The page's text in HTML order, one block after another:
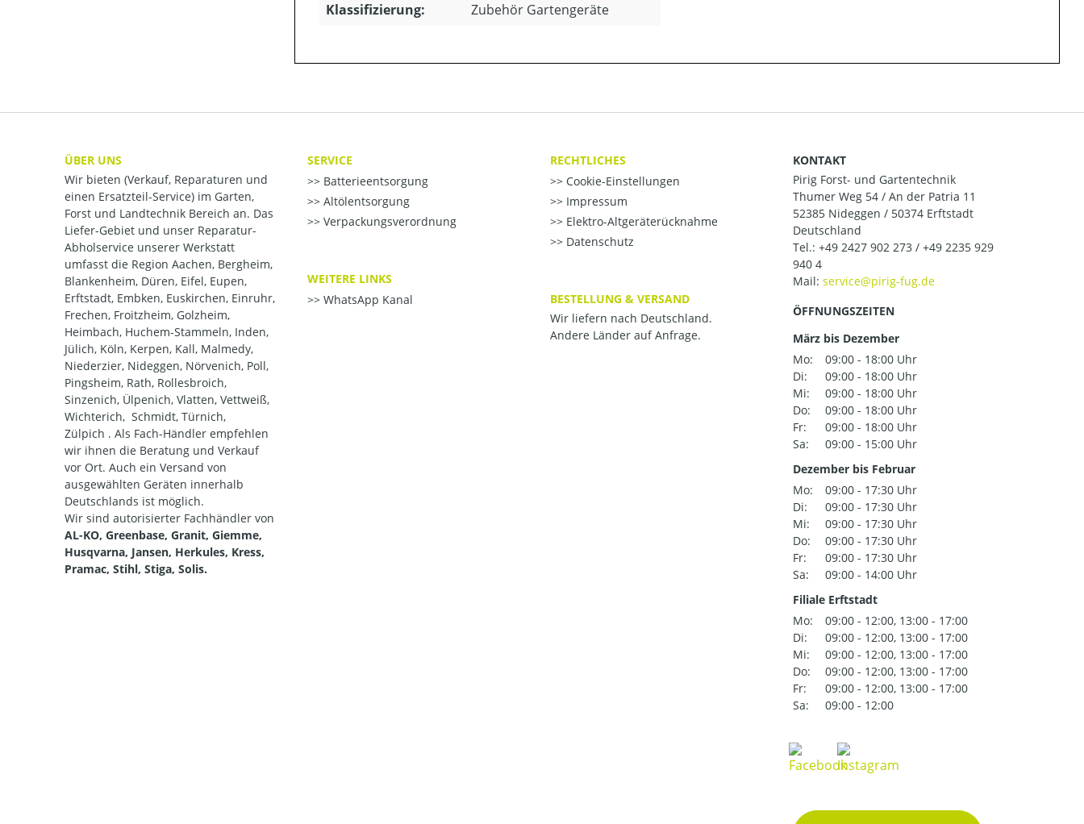
Klassifizierung: Zubehör Gartengeräte
ÜBER UNS
Wir bieten (Verkauf, Reparaturen und
einen Ersatzteil-Service) im Garten,
Forst und Landtechnik Bereich an. Das
Liefer-Gebiet und unser Reparatur-
Abholservice unserer Werkstatt
umfasst die Region Aachen, Bergheim,
Blankenheim, Düren, Eifel, Eupen,
Erftstadt, Embken, Euskirchen, Einruhr,
Frechen, Froitzheim, Golzheim,
Heimbach, Huchem-Stammeln, Inden,
Jülich, Köln, Kerpen, Kall, Malmedy,
Niederzier, Nideggen, Nörvenich, Poll,
Pingsheim, Rath, Rollesbroich,
Sinzenich, Ülpenich, Vlatten, Vettweiß,
Wichterich, Schmidt, Türnich,
Zülpich . Als Fach-Händler empfehlen
wir ihnen die Beratung und Verkauf
vor Ort. Auch ein Versand von
ausgewählten Geräten innerhalb
Deutschlands ist möglich.
Wir sind autorisierter Fachhändler von
AL-KO, Greenbase, Granit, Giemme,
Husqvarna, Jansen, Herkules, Kress,
Pramac, Stihl, Stiga, Solis.
SERVICE
Batterieentsorgung
Altölentsorgung
Verpackungsverordnung
WEITERE LINKS
WhatsApp Kanal
RECHTLICHES
Cookie-Einstellungen
Impressum
Elektro-Altgeräterücknahme
Datenschutz
BESTELLUNG & VERSAND
Wir liefern nach Deutschland.
Andere Länder auf Anfrage.
KONTAKT
Pirig Forst- und Gartentechnik
Thumer Weg 54 / An der Patria 11
52385 Nideggen / 50374 Erftstadt
Deutschland
Tel.: +49 2427 902 273 / +49 2235 929
940 4
Mail:
ÖFFNUNGSZEITEN
März bis Dezember
Mo:
09:00 - 18:00 Uhr
Di:
09:00 - 18:00 Uhr
Mi:
09:00 - 18:00 Uhr
Do:
09:00 - 18:00 Uhr
Fr:
09:00 - 18:00 Uhr
Sa:
09:00 - 15:00 Uhr
Dezember bis Februar
Mo:
09:00 - 17:30 Uhr
Di:
09:00 - 17:30 Uhr
Mi:
09:00 - 17:30 Uhr
Do:
09:00 - 17:30 Uhr
Fr:
09:00 - 17:30 Uhr
Sa:
09:00 - 14:00 Uhr
Filiale Erftstadt
Mo:
09:00 - 12:00, 13:00 - 17:00
Di:
09:00 - 12:00, 13:00 - 17:00
Mi:
09:00 - 12:00, 13:00 - 17:00
Do:
09:00 - 12:00, 13:00 - 17:00
Fr:
09:00 - 12:00, 13:00 - 17:00
Sa:
09:00 - 12:00